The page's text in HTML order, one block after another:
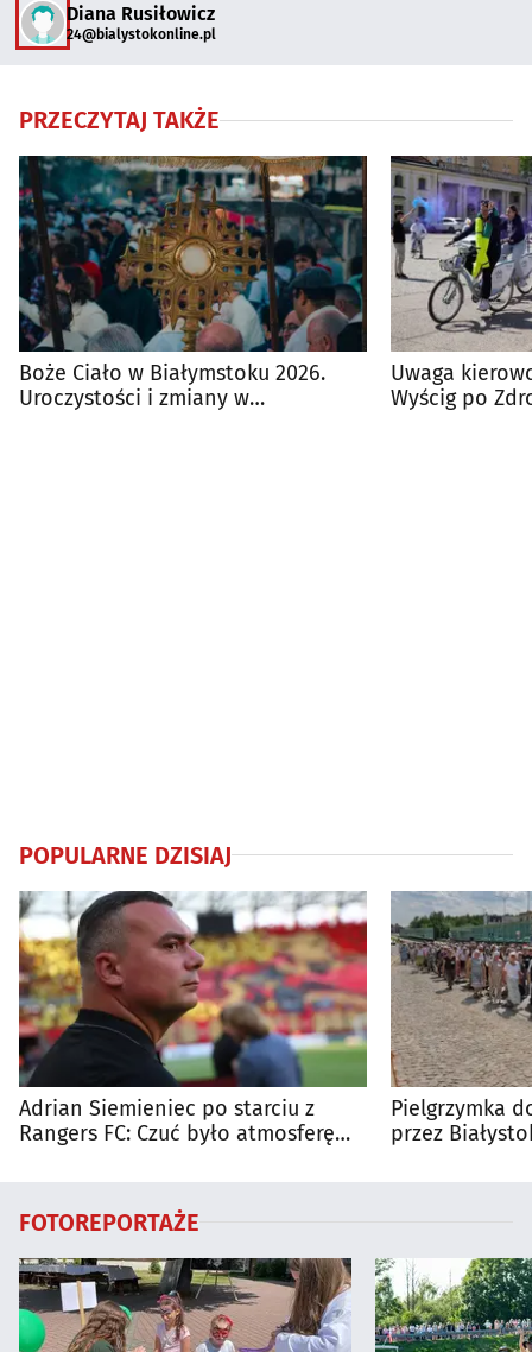
Diana Rusiłowicz
24@bialystokonline.pl
PRZECZYTAJ TAKŻE
Boże Ciało w Białymstoku 2026.
Uroczystości i zmiany w
Uwaga
Wyścig po
POPULARNE DZISIAJ
Adrian Siemieniec po starciu z
Rangers FC: Czuć było atmosferę
Pielgrzymka
przez
FOTOREPORTAŻE